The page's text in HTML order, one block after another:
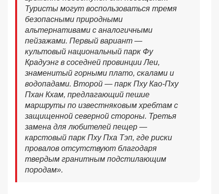
Туристы могут воспользоваться тремя
безопасными природными
альтернативами с аналогичными
пейзажами. Первый вариант —
культовый национальный парк Фу
Крадуэнг в соседней провинции Леи,
знаменитый горными плато, скалами и
водопадами. Второй — парк Пху Као-Пху
Пхан Кхам, предлагающий пешие
маршруты по известняковым хребтам с
защищенной северной стороны. Третья
замена для любителей пещер —
карстовый парк Пху Пха Тэп, где риски
провалов отсутствуют благодаря
твердым гранитным подстилающим
породам».